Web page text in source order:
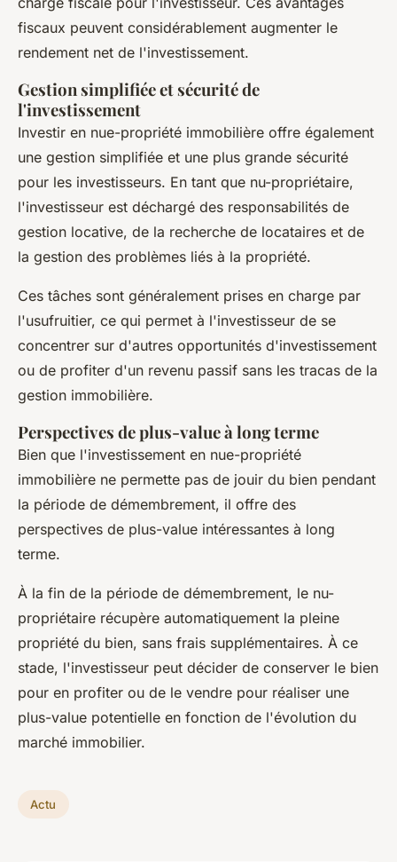
fiscaux peuvent considérablement augmenter le
rendement net de l'investissement.
Gestion simplifiée et sécurité de
l'investissement
Investir en nue-propriété immobilière offre également
une gestion simplifiée et une plus grande sécurité
pour les investisseurs. En tant que nu-propriétaire,
l'investisseur est déchargé des responsabilités de
gestion locative, de la recherche de locataires et de
la gestion des problèmes liés à la propriété.
Ces tâches sont généralement prises en charge par
l'usufruitier, ce qui permet à l'investisseur de se
concentrer sur d'autres opportunités d'investissement
ou de profiter d'un revenu passif sans les tracas de la
gestion immobilière.
Perspectives de plus-value à long terme
Bien que l'investissement en nue-propriété
immobilière ne permette pas de jouir du bien pendant
la période de démembrement, il offre des
perspectives de plus-value intéressantes à long
terme.
À la fin de la période de démembrement, le nu-
propriétaire récupère automatiquement la pleine
propriété du bien, sans frais supplémentaires. À ce
stade, l'investisseur peut décider de conserver le bien
pour en profiter ou de le vendre pour réaliser une
plus-value potentielle en fonction de l'évolution du
marché immobilier.
Actu